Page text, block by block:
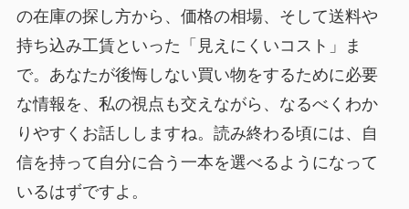
の在庫の探し方から、価格の相場、そして送料や
持ち込み工賃といった「見えにくいコスト」ま
で。あなたが後悔しない買い物をするために必要
な情報を、私の視点も交えながら、なるべくわか
りやすくお話ししますね。読み終わる頃には、自
信を持って自分に合う一本を選べるようになって
いるはずですよ。